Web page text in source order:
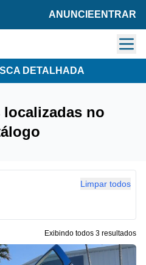
ANUNCIE ENTRAR
DETALHADA
localizadas no
Limpar todos
Exibindo todos 3 resultados